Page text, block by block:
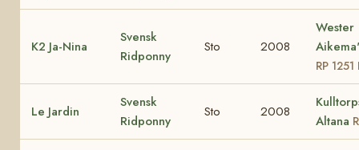
K2 Ja-Nina
Svensk
Ridponny
Sto 2008
Wester
RP 1251
Le Jardin
Svensk
Ridponny
Sto 2008
Altana